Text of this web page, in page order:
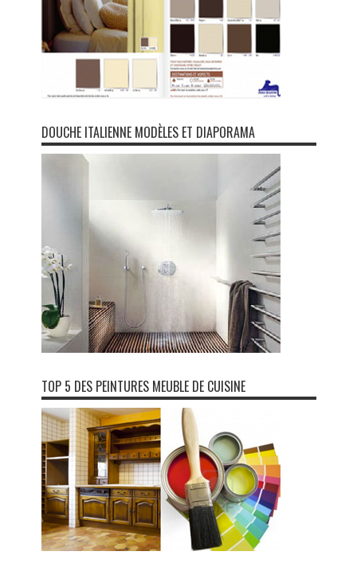
DOUCHE ITALIENNE MODÈLES ET DIAPORAMA
TOP 5 DES PEINTURES MEUBLE DE CUISINE